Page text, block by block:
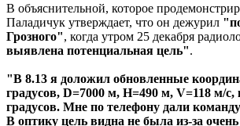
В объяснительной, которое
Паладичук утверждает, что он дежурил
Грозного", когда утром 25 декабря
выявлена потенциальная цель".
"В 8.13 я доложил обновленные
градусов, D=7000 м, H=490 м, V=118 м/с,
градусов. Мне по телефону дали
В оптику цель видна не была из-за очень